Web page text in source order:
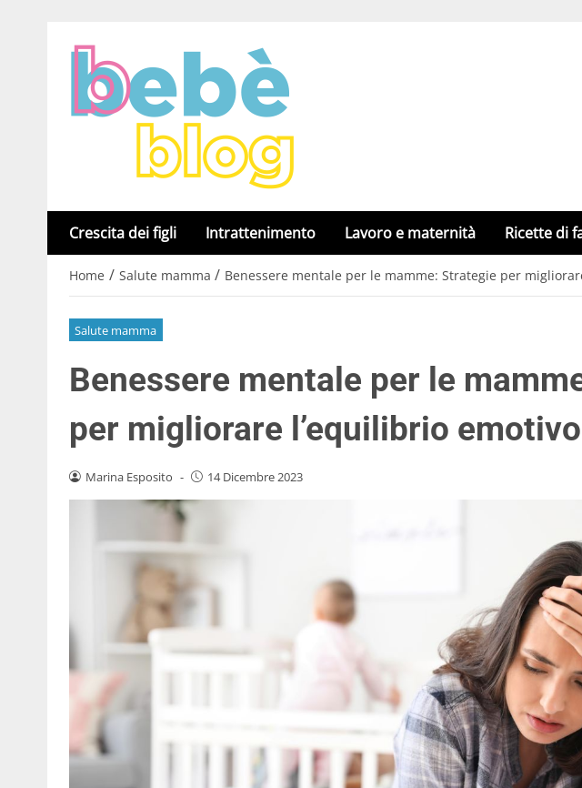
Crescita dei figli Intrattenimento Lavoro e maternità Ricette di
Home / Salute mamma / Benessere mentale per le mamme: Strategie per
Salute mamma
Benessere mentale per le
per migliorare l’equilibrio emotivo
Marina Esposito - 14 Dicembre 2023